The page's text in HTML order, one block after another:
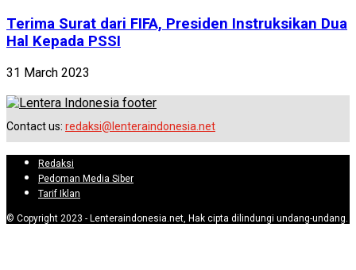
Terima Surat dari FIFA, Presiden Instruksikan Dua
Hal Kepada PSSI
31 March 2023
Contact us: redaksi@lenteraindonesia.net
Redaksi
Pedoman Media Siber
Tarif Iklan
© Copyright 2023 - Lenteraindonesia.net, Hak cipta dilindungi undang-undang.